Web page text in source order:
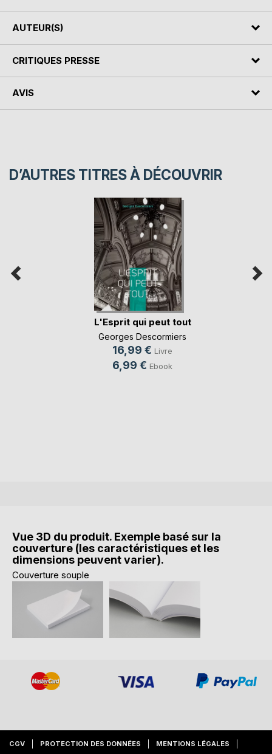
AUTEUR(S)
CRITIQUES PRESSE
AVIS
D’AUTRES TITRES À DÉCOUVRIR
L'Esprit qui peut tout
Georges Descormiers
16,99 € Livre
6,99 € Ebook
Vue 3D du produit. Exemple basé sur la
couverture (les caractéristiques et les
dimensions peuvent varier).
Couverture souple
CGV PROTECTION DES DONNÉES MENTIONS LÉGALES